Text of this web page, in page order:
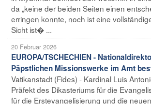
da „keine der beiden Seiten einen
erringen konnte, noch ist eine
Sicht ist� ...
20 Februar 2026
EUROPA/TSCHECHIEN -
Päpstlichen Missionswerke im Amt
Vatikanstadt (Fides) - Kardinal Luis
Präfekt des Dikasteriums für die
für die Erstevangelisierung und die